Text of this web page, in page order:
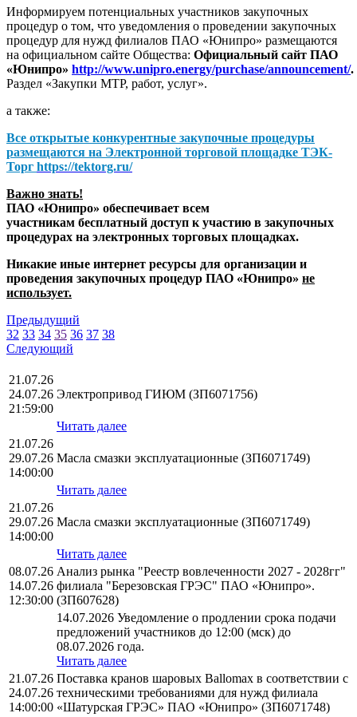
Информируем потенциальных участников закупочных
процедур о том, что уведомления о проведении закупочных
процедур для нужд филиалов ПАО «Юнипро» размещаются
на официальном сайте Общества: Официальный сайт ПАО
«Юнипро» http://www.unipro.energy/purchase/announcement/.
Раздел «Закупки МТР, работ, услуг».
а также:
Все открытые конкурентные закупочные процедуры
размещаются на Электронной торговой площадке ТЭК-
Торг https://tektorg.ru/
Важно знать!
ПАО «Юнипро» обеспечивает всем
участникам бесплатный доступ к участию в закупочных
процедурах на электронных торговых площадках.
Никакие иные интернет ресурсы для организации и
проведения закупочных процедур ПАО «Юнипро» не
использует.
Предыдущий
32 33 34 35 36 37 38
Следующий
21.07.26
24.07.26
21:59:00
Электропривод ГИЮМ (ЗП6071756)
Читать далее
21.07.26
29.07.26
14:00:00
Масла смазки эксплуатационные (ЗП6071749)
Читать далее
21.07.26
29.07.26
14:00:00
Масла смазки эксплуатационные (ЗП6071749)
Читать далее
08.07.26
14.07.26
12:30:00
Анализ рынка "Реестр вовлеченности 2027 - 2028гг"
филиала "Березовская ГРЭС" ПАО «Юнипро».
(ЗП607628)
14.07.2026 Уведомление о продлении срока подачи
предложений участников до 12:00 (мск) до
08.07.2026 года.
Читать далее
21.07.26
24.07.26
14:00:00
Поставка кранов шаровых Ballomax в соответствии с
техническими требованиями для нужд филиала
«Шатурская ГРЭС» ПАО «Юнипро» (ЗП6071748)